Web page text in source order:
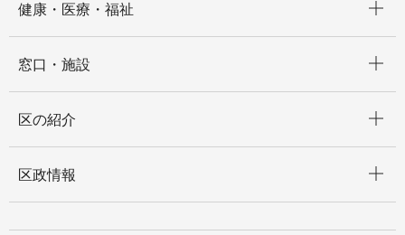
健康・医療・福祉
窓口・施設
区の紹介
区政情報